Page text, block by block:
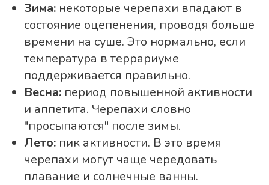
Зима: некоторые черепахи впадают в
состояние оцепенения, проводя больше
времени на суше. Это нормально, если
температура в террариуме
поддерживается правильно.
Весна: период повышенной активности
и аппетита. Черепахи словно
"просыпаются" после зимы.
Лето: пик активности. В это время
черепахи могут чаще чередовать
плавание и солнечные ванны.